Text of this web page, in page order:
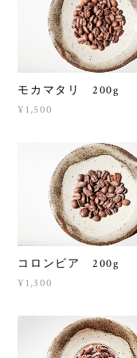
モカマタリ 200g
¥1,500
コロンビア 200g
¥1,300